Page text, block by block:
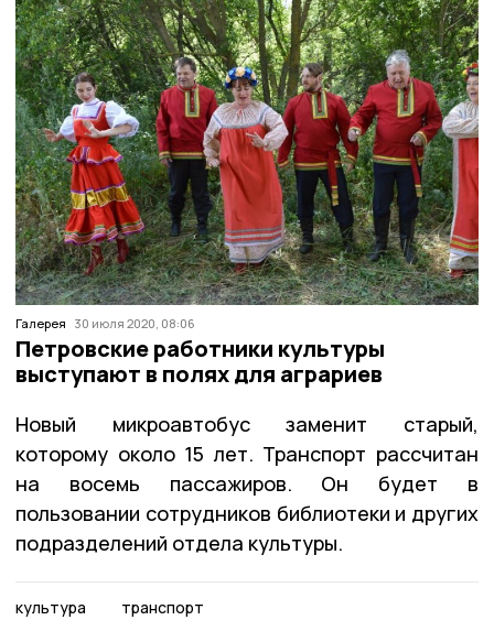
Галерея 30 июля 2020, 08:06
Петровские работники культуры
выступают в полях для аграриев
Новый микроавтобус заменит старый,
которому около 15 лет. Транспорт рассчитан
на восемь пассажиров. Он будет в
пользовании сотрудников библиотеки и других
подразделений отдела культуры.
культура транспорт